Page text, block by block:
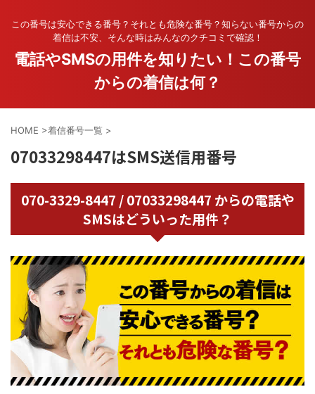
この番号は安心できる番号？それとも危険な番号？知らない番号からの
着信は不安、そんな時はみんなのクチコミで確認！
電話やSMSの用件を知りたい！この番号
からの着信は何？
HOME >着信番号一覧 >
07033298447はSMS送信用番号
070-3329-8447 / 07033298447 からの電話や
SMSはどういった用件？